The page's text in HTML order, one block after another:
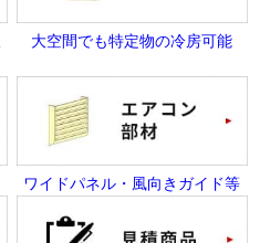
大空間でも特定物の冷房可能
ワイドパネル・風向きガイド等